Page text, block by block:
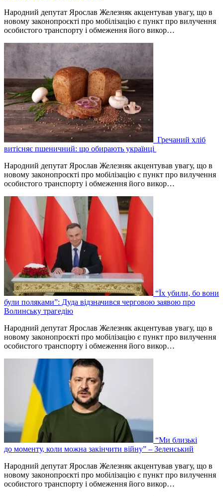
Народний депутат Ярослав Железняк акцентував увагу, що в
новому законопроєкті про мобілізацію є пункт про вилучення
особистого транспорту і обмеження його викор…
Гречаний хліб
витісняє пшеничний: що обирають українці
Народний депутат Ярослав Железняк акцентував увагу, що в
новому законопроєкті про мобілізацію є пункт про вилучення
особистого транспорту і обмеження його викор…
“Їх убили, бо вони
були поляками”: Дуда відзначився черговою заявою про
Волинську трагедію
Народний депутат Ярослав Железняк акцентував увагу, що в
новому законопроєкті про мобілізацію є пункт про вилучення
особистого транспорту і обмеження його викор…
“Ми близькі
до моменту, коли можна закінчити війну” – Зеленський
Народний депутат Ярослав Железняк акцентував увагу, що в
новому законопроєкті про мобілізацію є пункт про вилучення
особистого транспорту і обмеження його викор…